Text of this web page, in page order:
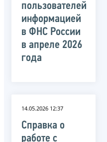
пользователей
информацией
в ФНС России
в апреле 2026
года
14.05.2026 12:37
Справка о
работе с